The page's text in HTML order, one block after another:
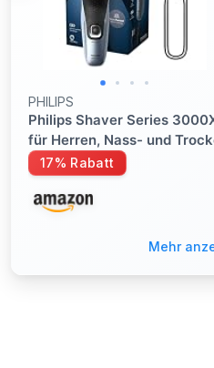
PHILIPS
Philips Shaver Series
für Herren, Nass- und
SkinProtect-Technologie,
Bartschneider und
X3053/00)
17% Rabatt
Mehr